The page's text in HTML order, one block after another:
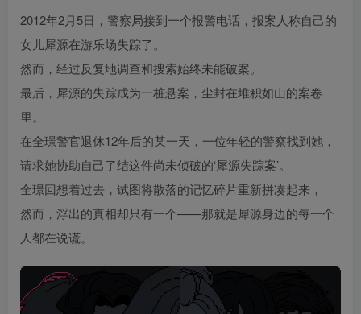
2012年2月5日，警察局接到一个报警电话，报案人称自己的
女儿犀源在游乐场失踪了。
然而，经过反复地调查和搜索始终未能破案。
最后，犀源的失踪成为一桩悬案，尘封在堆积如山的案卷
里。
在全璟警官退休12年后的某一天，一位年轻的警察找到她，
请求她协助自己了结这件尚未侦破的‘犀源失踪案’。
全璟回想着过去，试图将散落的记忆碎片重新拼凑起来，
然而，浮出的真相却只有一个——那就是犀源身边的每一个
人都在说谎。